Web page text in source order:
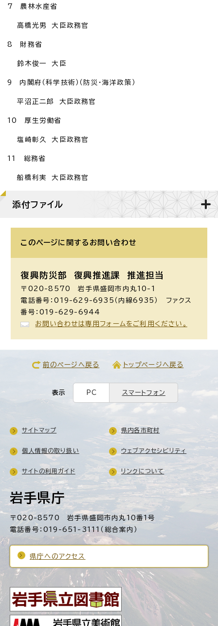
7 農林水産省
高橋光男 大臣政務官
8 財務省
鈴木俊一 大臣
9 内閣府（科学技術）（防災・海洋政策）
平沼正二郎 大臣政務官
10 厚生労働省
塩崎彰久 大臣政務官
11 総務省
船橋利実 大臣政務官
添付ファイル
このページに関する お問い合わせ
復興防災部 復興推進課 推進担当
〒020-8570 岩手県盛岡市内丸10-1
電話番号：019-629-6935（内線6935） ファクス
番号：019-629-6944
お問い合わせは専用フォームをご利用ください。
前のページへ戻る トップページへ戻る
表示 PC スマートフォン
岩手県庁
〒020-8570 岩手県盛岡市内丸10番1号
電話番号：019-651-3111（総合案内）
県庁へのアクセス
サイトマップ 県内各市町村
個人情報の取り扱い ウェブアクセシビリティ
サイトの利用ガイド リンクについて